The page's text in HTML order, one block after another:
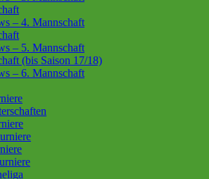
– 4. Mannschaft
– 5. Mannschaft
(bis Saison 17/18)
– 6. Mannschaft